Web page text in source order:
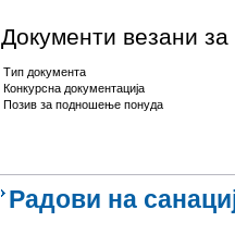
Документи везани за
Тип документа
Конкурсна документација
Позив за подношење понуда
Радови на